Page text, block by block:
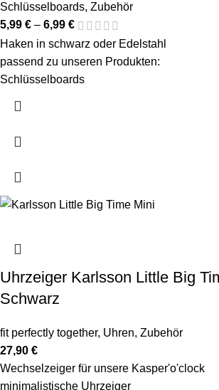
Schlüsselboards, Zubehör
5,99 € – 6,99 €
Haken in schwarz oder Edelstahl
passend zu unseren Produkten:
Schlüsselboards
Uhrzeiger Karlsson Little Big
Schwarz
fit perfectly together, Uhren, Zubehör
27,90 €
Wechselzeiger für unsere Kasper'o'clock
minimalistische Uhrzeiger